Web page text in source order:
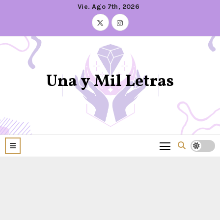
Vie. Ago 7th, 2026
Una y Mil Letras